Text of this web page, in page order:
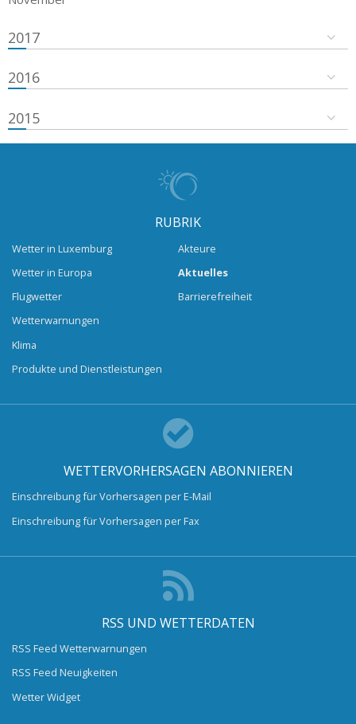
2017
2016
2015
RUBRIK
Wetter in Luxemburg
Wetter in Europa
Flugwetter
Wetterwarnungen
Klima
Produkte und Dienstleistungen
Akteure
Aktuelles
Barrierefreiheit
WETTERVORHERSAGEN ABONNIEREN
Einschreibung für Vorhersagen per E-Mail
Einschreibung für Vorhersagen per Fax
RSS UND WETTERDATEN
RSS Feed Wetterwarnungen
RSS Feed Neuigkeiten
Wetter Widget